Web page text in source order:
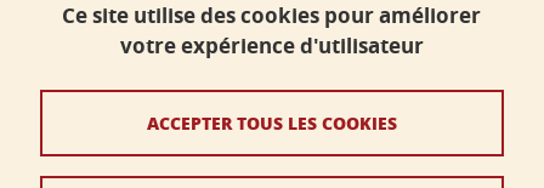
Crédits
Ce site utilise des cookies pour améliorer
votre expérience d'utilisateur
ACCEPTER TOUS LES COOKIES